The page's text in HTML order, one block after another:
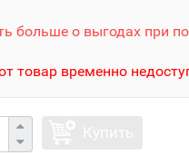
больше о выгодах при
товар временно